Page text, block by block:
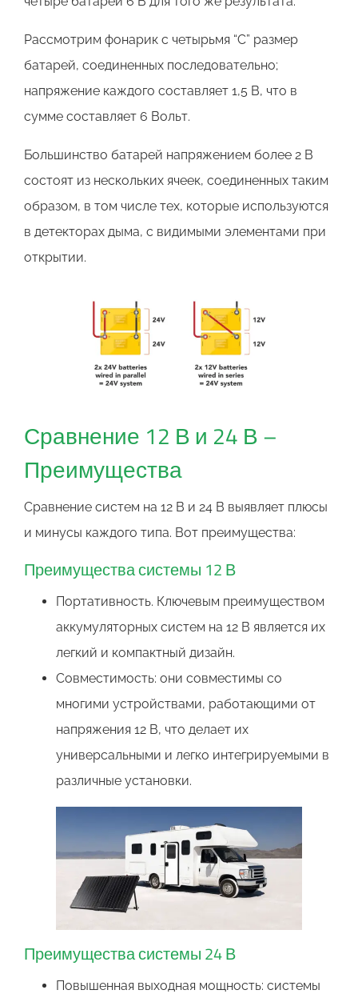
Рассмотрим фонарик с четырьмя “С” размер
батарей, соединенных последовательно;
напряжение каждого составляет 1,5 В, что в
сумме составляет 6 Вольт.
Большинство батарей напряжением более 2 В
состоят из нескольких ячеек, соединенных таким
образом, в том числе тех, которые используются
в детекторах дыма, с видимыми элементами при
открытии.
Сравнение 12 В и 24 В –
Преимущества
Сравнение систем на 12 В и 24 В выявляет плюсы
и минусы каждого типа. Вот преимущества:
Преимущества системы 12 В
Портативность. Ключевым преимуществом
аккумуляторных систем на 12 В является их
легкий и компактный дизайн.
Совместимость: они совместимы со
многими устройствами, работающими от
напряжения 12 В, что делает их
универсальными и легко интегрируемыми в
различные установки.
Преимущества системы 24 В
Повышенная выходная мощность: системы